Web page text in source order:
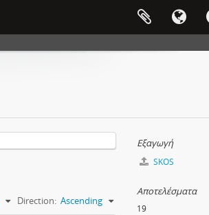
Direction: Ascending
Εξαγωγή
SKOS
Αποτελέσματα
19